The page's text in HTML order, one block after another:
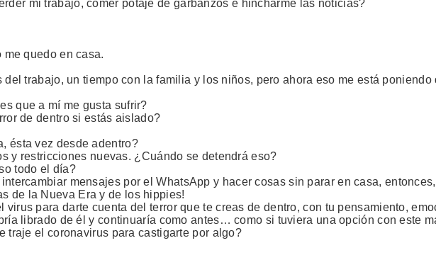
mi trabajo, comer potaje de garbanzos e hincharme las noticias?
quedo en casa.
trabajo, un tiempo con la familia y los niños, pero ahora eso me está
que a mí me gusta sufrir?
de dentro si estás aislado?
ésta vez desde adentro?
y restricciones nuevas. ¿Cuándo se detendrá eso?
todo el día?
mensajes por el WhatsApp y hacer cosas sin parar en casa,
de la Nueva Era y de los hippies!
para darte cuenta del terror que te creas de dentro, con tu pensamiento,
librado de él y continuaría como antes… como si tuviera una opción con este
traje el coronavirus para castigarte por algo?